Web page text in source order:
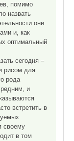
помимо
назвать
они
и, как
оптимальный
сегодня –
рисом для
рода
и
встретить в
своему
в том